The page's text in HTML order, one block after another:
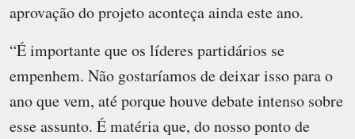
aprovação do projeto aconteça ainda este ano.
“É importante que os líderes partidários se
empenhem. Não gostaríamos de deixar isso para o
ano que vem, até porque houve debate intenso sobre
esse assunto. É matéria que, do nosso ponto de